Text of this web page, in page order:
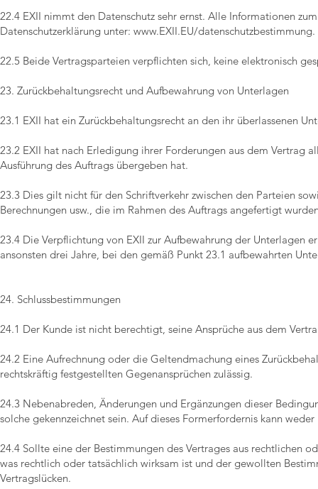
22.4 EXII nimmt den Datenschutz sehr ernst. Alle Informationen
Datenschutzerklärung unter: www.EXII.EU/datenschutzbestimmung.
22.5 Beide Vertragsparteien verpflichten sich, keine elektronisch
23. Zurückbehaltungsrecht und Aufbewahrung von Unterlagen
23.1 EXII hat ein Zurückbehaltungsrecht an den ihr überlassenen
23.2 EXII hat nach Erledigung ihrer Forderungen aus dem Vertrag
Ausführung des Auftrags übergeben hat.
23.3 Dies gilt nicht für den Schriftverkehr zwischen den Parteien
Berechnungen usw., die im Rahmen des Auftrags angefertigt
23.4 Die Verpflichtung von EXII zur Aufbewahrung der Unterlagen
ansonsten drei Jahre, bei den gemäß Punkt 23.1 aufbewahrten
24. Schlussbestimmungen
24.1 Der Kunde ist nicht berechtigt, seine Ansprüche aus dem
24.2 Eine Aufrechnung oder die Geltendmachung eines
rechtskräftig festgestellten Gegenansprüchen zulässig.
24.3 Nebenabreden, Änderungen und Ergänzungen dieser
solche gekennzeichnet sein. Auf dieses Formerfordernis kann
24.4 Sollte eine der Bestimmungen des Vertrages aus rechtlichen
was rechtlich oder tatsächlich wirksam ist und der gewollten
Vertragslücken.